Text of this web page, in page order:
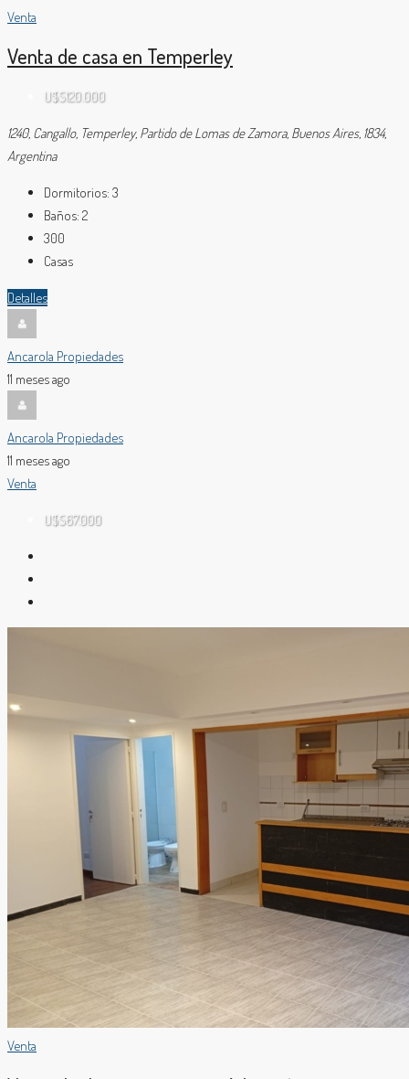
Venta
Venta de casa en Temperley
U$S120.000
1240, Cangallo, Temperley, Partido de Lomas de Zamora, Buenos Aires, 1834,
Argentina
Dormitorios: 3
Baños: 2
300
Casas
Detalles
Ancarola Propiedades
11 meses ago
Ancarola Propiedades
11 meses ago
Venta
U$S67.000
Venta